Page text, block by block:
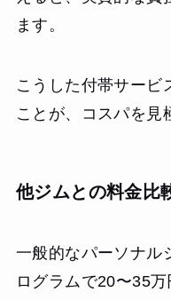
ます。
こうした付帯サービ
ことが、コスパを見
他ジムとの料金比
一般的なパーソナル
ログラムで20〜35